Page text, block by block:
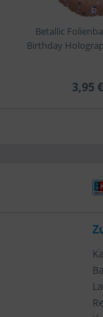
Betallic
Birthday
3,95